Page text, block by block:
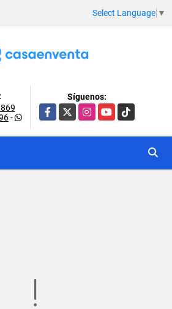
Select Language ▼
-
Síguenos:
Facebook
X InstagramYouTubeTikTok